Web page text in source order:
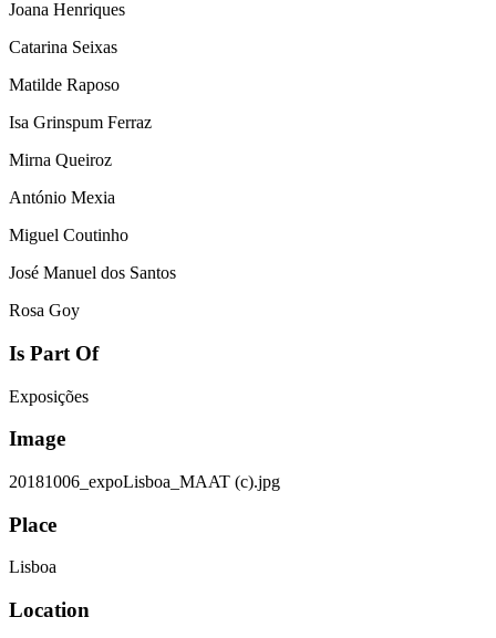
Joana Henriques
Catarina Seixas
Matilde Raposo
Isa Grinspum Ferraz
Mirna Queiroz
António Mexia
Miguel Coutinho
José Manuel dos Santos
Rosa Goy
Is Part Of
Exposições
Image
20181006_expoLisboa_MAAT (c).jpg
Place
Lisboa
Location